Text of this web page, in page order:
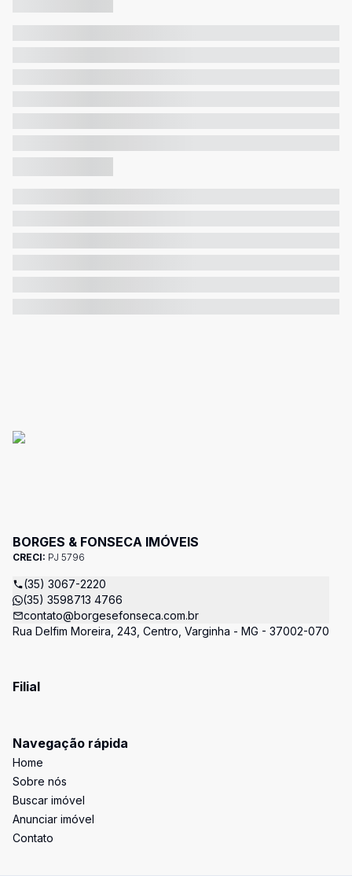
BORGES & FONSECA IMÓVEIS
CRECI: PJ 5796
(35) 3067-2220
(35) 3598713 4766
contato@borgesefonseca.com.br
Rua Delfim Moreira, 243, Centro, Varginha - MG - 37002-070
Filial
Navegação rápida
Home
Sobre nós
Buscar imóvel
Anunciar imóvel
Contato